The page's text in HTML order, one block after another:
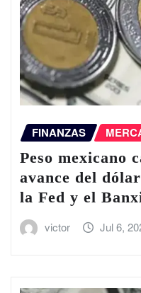
FINANZAS
Peso mexicano
avance del
la Fed y el
victor Jul 6,